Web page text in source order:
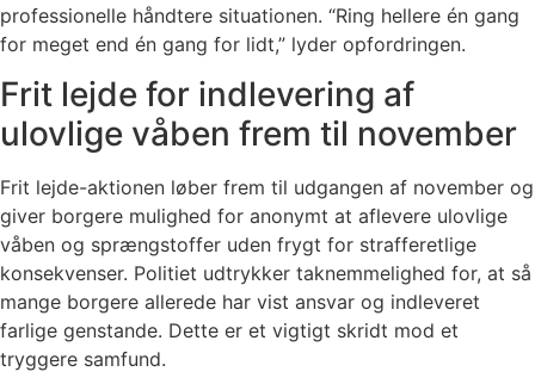
professionelle håndtere situationen. “Ring hellere én gang
for meget end én gang for lidt,” lyder opfordringen.
Frit lejde for indlevering af
ulovlige våben frem til november
Frit lejde-aktionen løber frem til udgangen af november og
giver borgere mulighed for anonymt at aflevere ulovlige
våben og sprængstoffer uden frygt for strafferetlige
konsekvenser. Politiet udtrykker taknemmelighed for, at så
mange borgere allerede har vist ansvar og indleveret
farlige genstande. Dette er et vigtigt skridt mod et
tryggere samfund.